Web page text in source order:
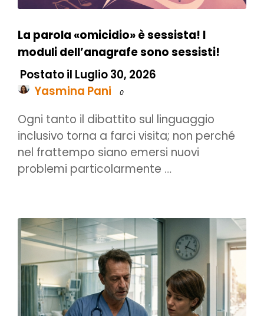
La parola «omicidio» è sessista! I
moduli dell’anagrafe sono sessisti!
Postato il Luglio 30, 2026
Yasmina Pani
0
Ogni tanto il dibattito sul linguaggio
inclusivo torna a farci visita; non perché
nel frattempo siano emersi nuovi
problemi particolarmente …